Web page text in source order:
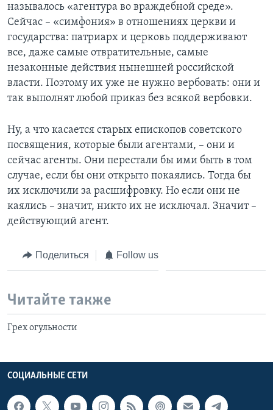
называлось «агентура во враждебной среде».
Сейчас – «симфония» в отношениях церкви и
государства: патриарх и церковь поддерживают
все, даже самые отвратительные, самые
незаконные действия нынешней российской
власти. Поэтому их уже не нужно вербовать: они и
так выполнят любой приказ без всякой вербовки.
Ну, а что касается старых епископов советского
посвящения, которые были агентами, – они и
сейчас агенты. Они перестали бы ими быть в том
случае, если бы они открыто покаялись. Тогда бы
их исключили за расшифровку. Но если они не
каялись – значит, никто их не исключал. Значит –
действующий агент.
Поделиться Follow us
Читайте также
Грех огульности
СОЦИАЛЬНЫЕ СЕТИ